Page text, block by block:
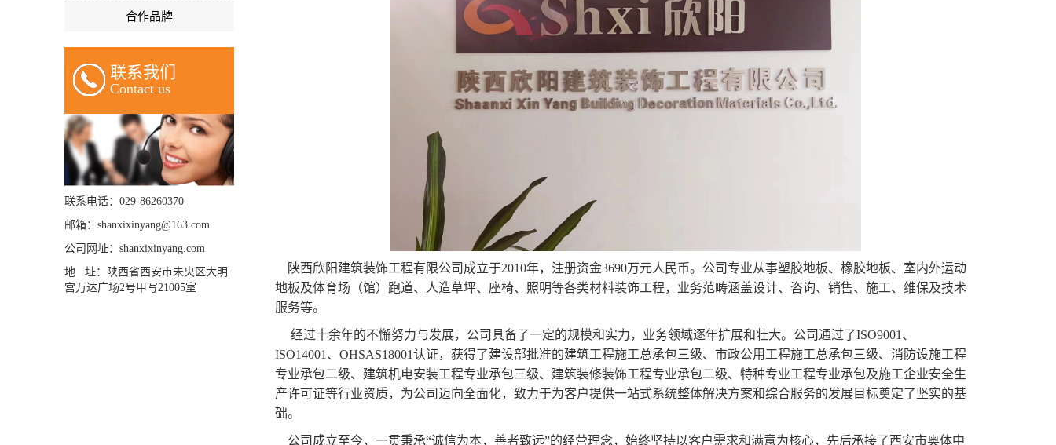
合作品牌
联系我们
Contact us
联系电话：029-86260370
邮箱：shanxixinyang@163.com
公司网址：shanxixinyang.com
地 址：陕西省西安市未央区大明
宫万达广场2号甲写21005室
陕西欣阳建筑装饰工程有限公司成立于2010年，注册资金3690万元人民币。公司专业从事塑胶地板、橡胶地板、室内外运动
地板及体育场（馆）跑道、人造草坪、座椅、照明等各类材料装饰工程，业务范畴涵盖设计、咨询、销售、施工、维保及技术
服务等。
经过十余年的不懈努力与发展，公司具备了一定的规模和实力，业务领域逐年扩展和壮大。公司通过了ISO9001、
ISO14001、OHSAS18001认证，获得了建设部批准的建筑工程施工总承包三级、市政公用工程施工总承包三级、消防设施工程
专业承包二级、建筑机电安装工程专业承包三级、建筑装修装饰工程专业承包二级、特种专业工程专业承包及施工企业安全生
产许可证等行业资质，为公司迈向全面化，致力于为客户提供一站式系统整体解决方案和综合服务的发展目标奠定了坚实的基
础。
公司成立至今，一贯秉承“诚信为本，善者致远”的经营理念，始终坚持以客户需求和满意为核心，先后承接了西安市奥体中